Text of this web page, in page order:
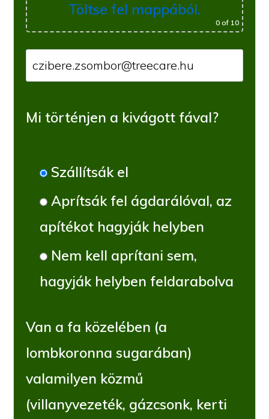
Töltse fel mappából.
0of 10
Mi történjen a kivágott fával?
Szállítsák el
Aprítsák fel ágdarálóval, az
apítékot hagyják helyben
Nem kell aprítani sem,
hagyják helyben feldarabolva
Van a fa közelében (a
lombkoronna sugarában)
valamilyen közmű
(villanyvezeték, gázcsonk, kerti